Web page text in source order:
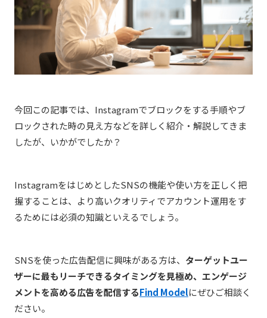
今回この記事では、Instagramでブロックをする手順やブ
ロックされた時の見え方などを詳しく紹介・解説してきま
したが、いかがでしたか？
InstagramをはじめとしたSNSの機能や使い方を正しく把
握することは、より高いクオリティでアカウント運用をす
るためには必須の知識といえるでしょう。
SNSを使った広告配信に興味がある方は、 ターゲットユー
ザーに最もリーチできるタイミングを見極め、エンゲージ
メントを高める広告を配信するFind Modelにぜひご相談く
ださい。